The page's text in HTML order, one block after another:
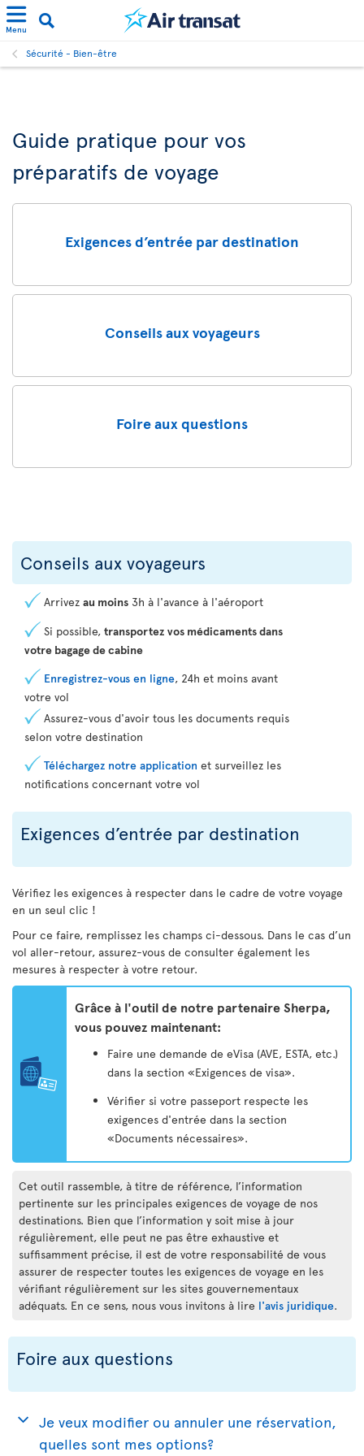
Menu
Sécurité - Bien-être
Guide pratique pour vos
préparatifs de voyage
Exigences d’entrée par destination
Conseils aux voyageurs
Foire aux questions
Conseils aux voyageurs
Arrivez au moins 3h à l'avance à l'aéroport
Si possible, transportez vos médicaments dans
votre bagage de cabine
Enregistrez-vous en ligne, 24h et moins avant
votre vol
Assurez-vous d'avoir tous les documents requis
selon votre destination
Téléchargez notre application et surveillez les
notifications concernant votre vol
Exigences d’entrée par destination
Vérifiez les exigences à respecter dans le cadre de votre voyage
en un seul clic !
Pour ce faire, remplissez les champs ci-dessous. Dans le cas d’un
vol aller-retour, assurez-vous de consulter également les
mesures à respecter à votre retour.
Grâce à l'outil de notre partenaire Sherpa,
vous pouvez maintenant:
Faire une demande de eVisa (AVE, ESTA, etc.)
dans la section «Exigences de visa».
Vérifier si votre passeport respecte les
exigences d'entrée dans la section
«Documents nécessaires».
Cet outil rassemble, à titre de référence, l’information
pertinente sur les principales exigences de voyage de nos
destinations. Bien que l’information y soit mise à jour
régulièrement, elle peut ne pas être exhaustive et
suffisamment précise, il est de votre responsabilité de vous
assurer de respecter toutes les exigences de voyage en les
vérifiant régulièrement sur les sites gouvernementaux
adéquats. En ce sens, nous vous invitons à lire l'avis juridique.
Foire aux questions
Je veux modifier ou annuler une réservation,
quelles sont mes options?